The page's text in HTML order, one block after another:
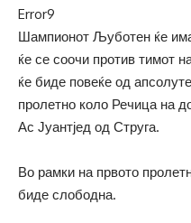
Error9
Шампионот Љуботен ќе
ќе се соочи против тимот
ќе биде повеќе од
пролетно коло Речица на
Ас Јуантјед од Струга.
Во рамки на првото
биде слободна.